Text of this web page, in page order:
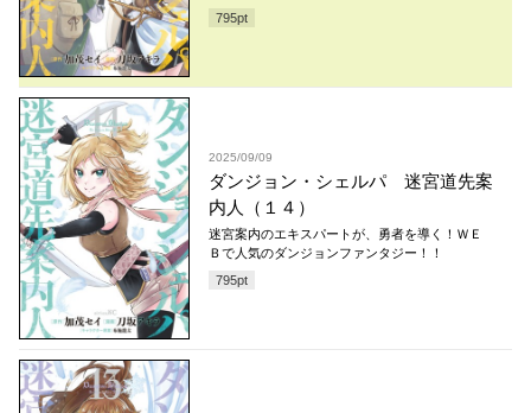
795pt
2025/09/09
ダンジョン・シェルパ 迷宮道先案
内人（１４）
迷宮案内のエキスパートが、勇者を導く！ＷＥ
Ｂで人気のダンジョンファンタジー！！
795pt